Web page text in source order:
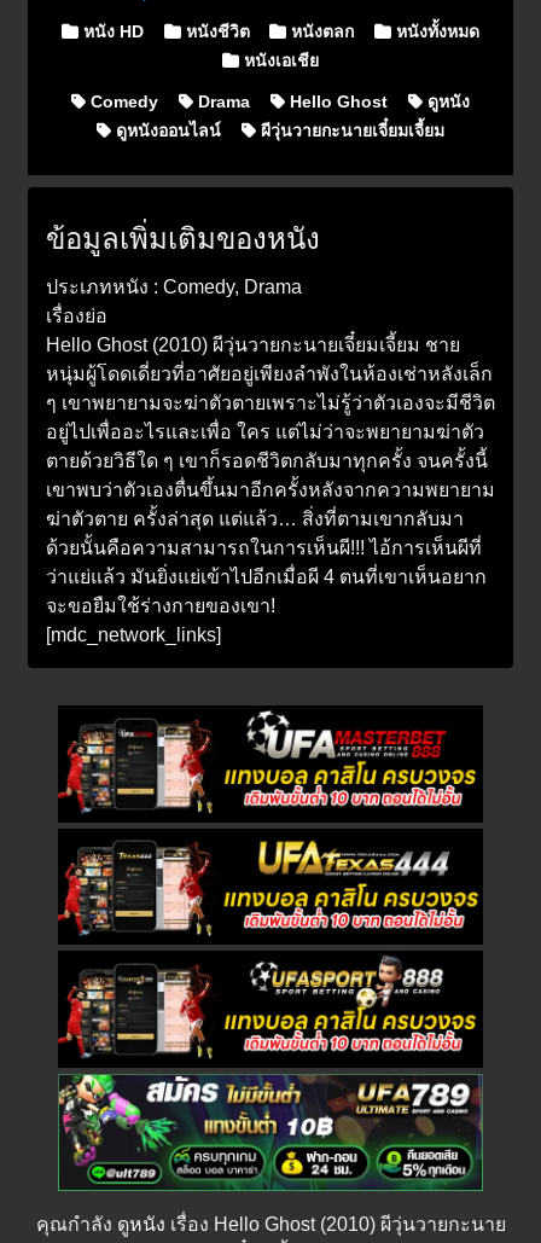
Posted in
หนัง HD หนังชีวิต หนังตลก
หนังทั้งหมด
หนังเอเชีย
Comedy Drama Hello Ghost
ดูหนัง
ดูหนังออนไลน์
ผีวุ่นวายกะนายเจี๋ยมเจี้ยม
ข้อมูลเพิ่มเติมของหนัง
ประเภทหนัง : Comedy, Drama
เรื่องย่อ
Hello Ghost (2010) ผีวุ่นวายกะนายเจี๋ยมเจี้ยม ชาย
หนุ่มผู้โดดเดี่ยวที่อาศัยอยู่เพียงลำพังในห้องเช่าหลังเล็ก
ๆ เขาพยายามจะฆ่าตัวตายเพราะไม่รู้ว่าตัวเองจะมีชีวิต
อยู่ไปเพื่ออะไรและเพื่อ ใคร แต่ไม่ว่าจะพยายามฆ่าตัว
ตายด้วยวิธีใด ๆ เขาก็รอดชีวิตกลับมาทุกครั้ง จนครั้งนี้
เขาพบว่าตัวเองตื่นขึ้นมาอีกครั้งหลังจากความพยายาม
ฆ่าตัวตาย ครั้งล่าสุด แต่แล้ว… สิ่งที่ตามเขากลับมา
ด้วยนั้นคือความสามารถในการเห็นผี!!! ไอ้การเห็นผีที่
ว่าแย่แล้ว มันยิ่งแย่เข้าไปอีกเมื่อผี 4 ตนที่เขาเห็นอยาก
จะขอยืมใช้ร่างกายของเขา!
[mdc_network_links]
คุณกำลัง ดูหนัง เรื่อง Hello Ghost (2010) ผีวุ่นวายกะนาย